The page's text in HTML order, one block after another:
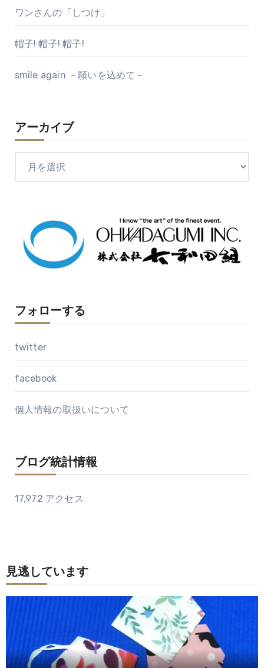
ワンさんの「しつけ」
帽子! 帽子! 帽子!
smile again －願いを込めて－
アーカイブ
フォローする
twitter
facebook
個人情報の取扱いについて
ブログ統計情報
17,972 アクセス
見逃しています